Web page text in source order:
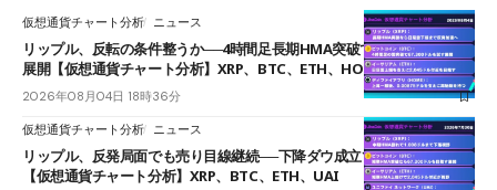
仮想通貨チャート分析 ニュース
リップル、反転の条件整うか──4時間足長期HMA突破で雲下端を目指す
展開【仮想通貨チャート分析】XRP、BTC、ETH、HOME
2026年08月04日 18時36分
仮想通貨チャート分析 ニュース
リップル、反発局面でも売り目線継続──下降ダウ成立で下値追う展開
【仮想通貨チャート分析】XRP、BTC、ETH、UAI